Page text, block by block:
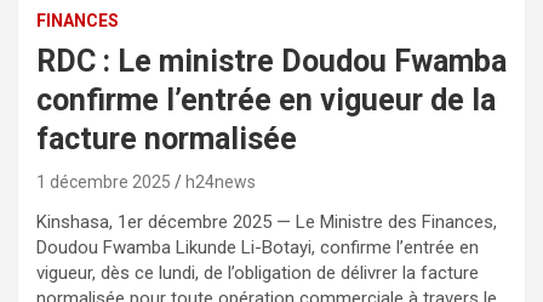
FINANCES
RDC : Le ministre Doudou Fwamba
confirme l’entrée en vigueur de la
facture normalisée
1 décembre 2025 h24news
Kinshasa, 1er décembre 2025 — Le Ministre des Finances,
Doudou Fwamba Likunde Li-Botayi, confirme l’entrée en
vigueur, dès ce lundi, de l’obligation de délivrer la facture